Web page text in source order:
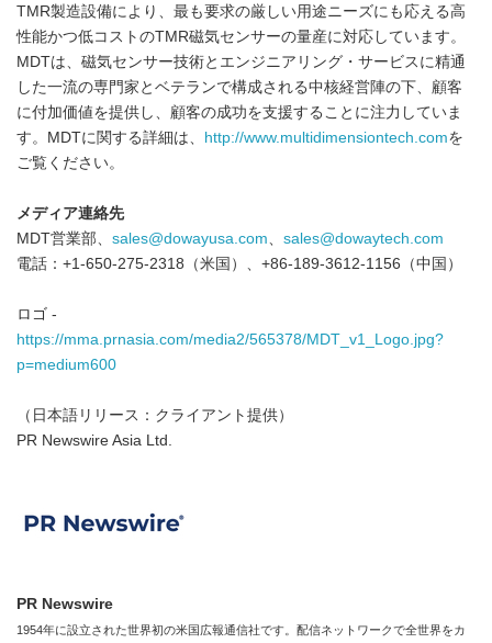
TMR製造設備により、最も要求の厳しい用途ニーズにも応える高
性能かつ低コストのTMR磁気センサーの量産に対応しています。
MDTは、磁気センサー技術とエンジニアリング・サービスに精通
した一流の専門家とベテランで構成される中核経営陣の下、顧客
に付加価値を提供し、顧客の成功を支援することに注力していま
す。MDTに関する詳細は、
http://www.multidimensiontech.comを
ご覧ください。
メディア連絡先
MDT営業部、 sales@dowayusa.com、 sales@dowaytech.com
電話：+1-650-275-2318（米国）、+86-189-3612-1156（中国）
ロゴ -
https://mma.prnasia.com/media2/565378/MDT_v1_Logo.jpg?
p=medium600
（日本語リリース：クライアント提供）
PR Newswire Asia Ltd.
PR Newswire
1954年に設立された世界初の米国広報通信社です。配信ネットワークで全世界をカ